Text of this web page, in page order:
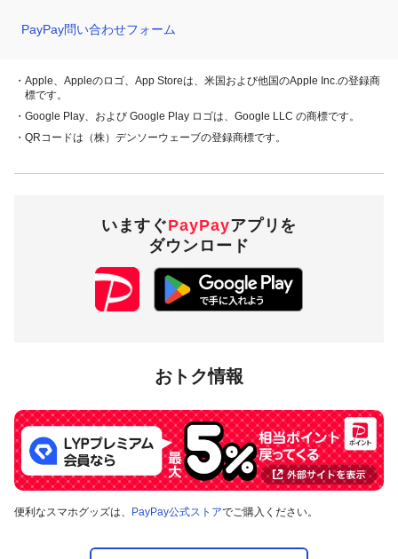
PayPay問い合わせフォーム
・Apple、Appleのロゴ、App Storeは、米国および他国のApple Inc.の登録商
標です。
・Google Play、および Google Play ロゴは、Google LLC の商標です。
・QRコードは（株）デンソーウェーブの登録商標です。
いますぐPayPayアプリを
ダウンロード
おトク情報
便利なスマホグッズは、 PayPay公式ストアでご購入ください。